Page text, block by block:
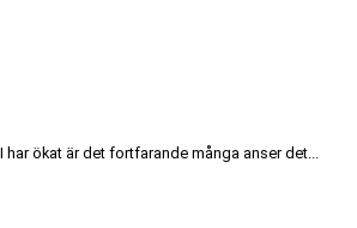
ökat är det fortfarande många anser det...